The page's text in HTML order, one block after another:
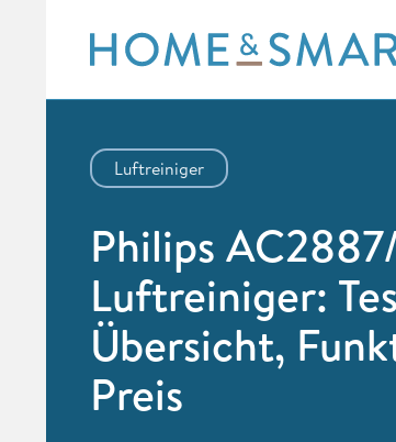
content
Luftreiniger
Philips
Luftreiniger:
Übersicht,
Preis